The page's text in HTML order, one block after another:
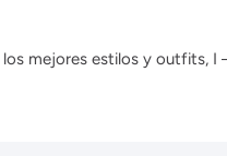
mejores estilos y outfits,